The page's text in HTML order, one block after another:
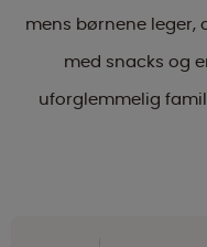
mens børnene
med snacks og
uforglemmelig